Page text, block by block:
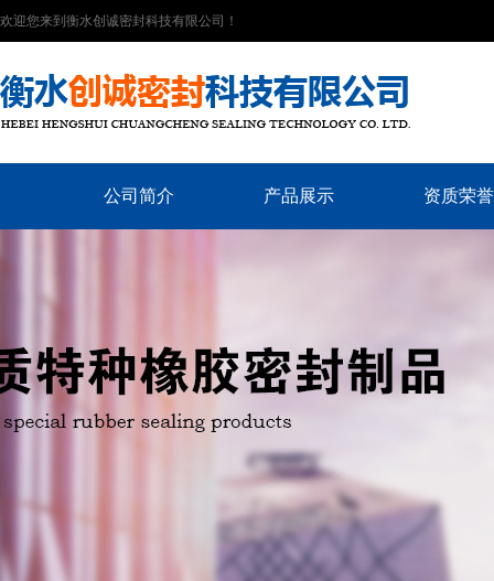
欢迎您来到衡水创诚密封科技有限公司！
公司简介 产品展示 资质荣誉